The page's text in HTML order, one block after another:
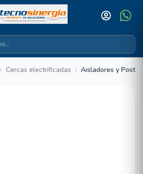
› Cercas electrificadas › Aisladores y Postes